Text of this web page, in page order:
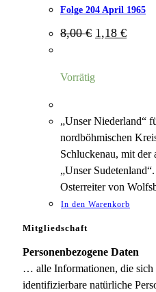
Folge 204 April 1965
8,00€
Preis
1,18 €
Preis
Vorrätig
„Unser Niederland“
nordböhmischen
Schluckenau, mit der
„Unser
Osterreiter von
In den Warenkorb
Mitgliedschaft
Personenbezogene Daten
… alle Informationen, die sich
identifizierbare natürliche